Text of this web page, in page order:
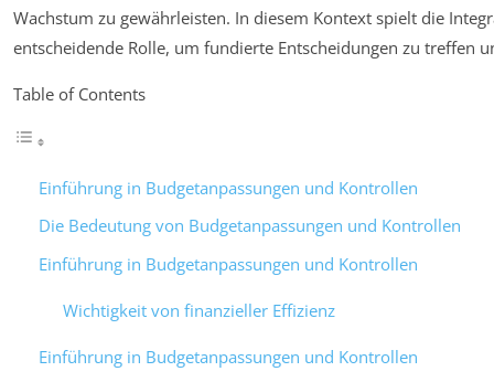
Wachstum zu gewährleisten. In diesem Kontext spielt die
entscheidende Rolle, um fundierte Entscheidungen zu treffen
Table of Contents
Einführung in Budgetanpassungen und Kontrollen
Die Bedeutung von Budgetanpassungen und Kontrollen
Einführung in Budgetanpassungen und Kontrollen
Wichtigkeit von finanzieller Effizienz
Einführung in Budgetanpassungen und Kontrollen